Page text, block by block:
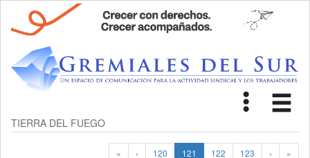
Toggle
TIERRA DEL FUEGO
« ‹ 120 121 122 123 › »